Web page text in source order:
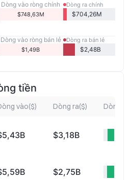
Dòng vào ròng chính
$748,63M
Dòng ra chính
$704,26M
Dòng vào ròng bán lẻ
$1,49B
Dòng ra bán lẻ
$2,48B
tiền
vào($) Dòng ra($) Dòng
$3,18B
$2,75B